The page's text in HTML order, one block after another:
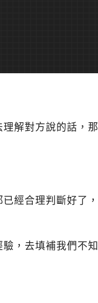
解對方說的話，那
經合理判斷好了，
，去填補我們不知